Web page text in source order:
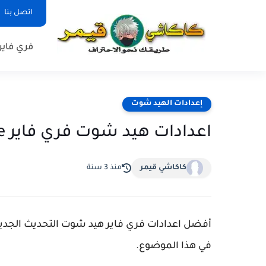
اتصل بنا
فري
إعدادات الهيد شوت
اعدادات هيد شوت فري فاير Samsung galaxy J2 Prime في 2023
كاكاشي قيمر منذ 3 سنة
في هذا الموضوع.